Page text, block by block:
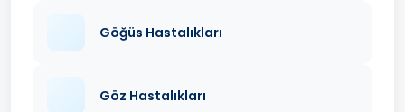
Göğüs Hastalıkları
Göz Hastalıkları